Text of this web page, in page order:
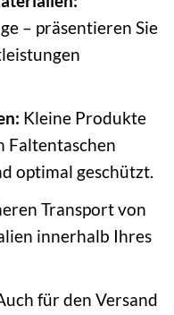
– präsentieren Sie
Kleine Produkte
Faltentaschen
optimal geschützt.
Transport von
innerhalb Ihres
für den Versand